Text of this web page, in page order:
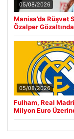
05/08/2026
Manisa’da Rüşvet
Özalper Gözaltında
05/08/2026
Fulham, Real
Milyon Euro